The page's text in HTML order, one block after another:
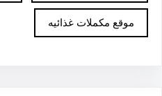
موقع مكملات غذائيه